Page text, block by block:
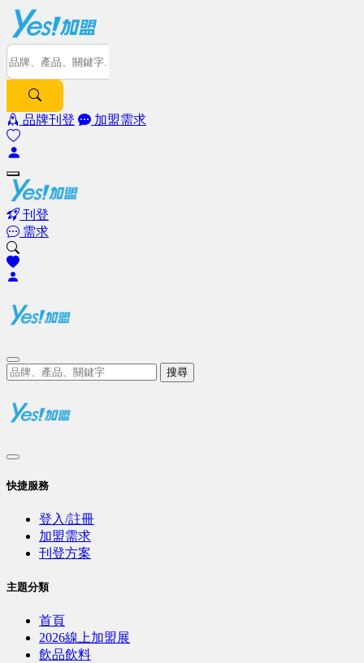
品牌刊登 加盟需求
刊登
需求
搜尋
快捷服務
登入/註冊
加盟需求
刊登方案
主題分類
首頁
2026線上加盟展
飲品飲料